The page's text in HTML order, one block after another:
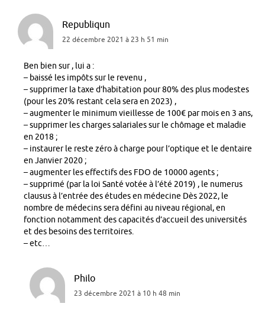
Republiqun
22 décembre 2021 à 23 h 51 min
Ben bien sur , lui a :
– baissé les impôts sur le revenu ,
– supprimer la taxe d’habitation pour 80% des plus modestes
(pour les 20% restant cela sera en 2023) ,
– augmenter le minimum vieillesse de 100€ par mois en 3 ans,
– supprimer les charges salariales sur le chômage et maladie
en 2018 ;
– instaurer le reste zéro à charge pour l’optique et le dentaire
en Janvier 2020 ;
– augmenter les effectifs des FDO de 10000 agents ;
– supprimé (par la loi Santé votée à l’été 2019) , le numerus
clausus à l’entrée des études en médecine Dès 2022, le
nombre de médecins sera défini au niveau régional, en
fonction notamment des capacités d’accueil des universités
et des besoins des territoires.
– etc…
Philo
23 décembre 2021 à 10 h 48 min